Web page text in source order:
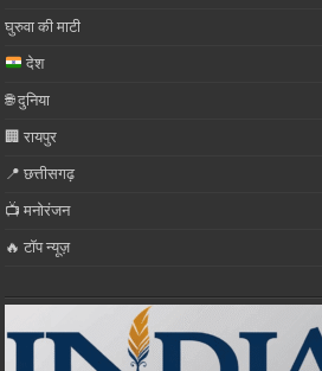
घुरुवा की माटी
देश
🌐 दुनिया
🏢 रायपुर
📍 छत्तीसगढ़
📺 मनोरंजन
🔥 टॉप न्यूज़